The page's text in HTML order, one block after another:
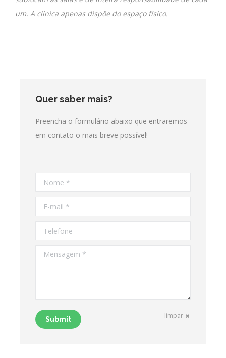
um. A clínica apenas dispõe do espaço físico.
Quer saber mais?
Preencha o formulário abaixo que entraremos
em contato o mais breve possível!
Nome *
E-mail *
Telefone
Mensagem *
Submit limpar